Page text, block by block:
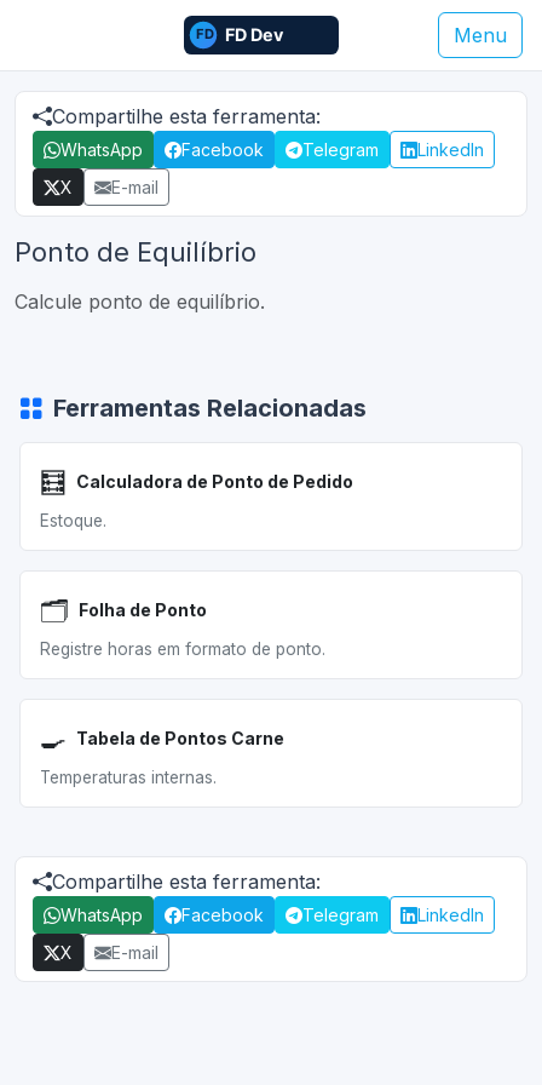
Menu
Compartilhe esta ferramenta:
WhatsApp Facebook Telegram
LinkedIn
X
E-mail
Ponto de Equilíbrio
Calcule ponto de equilíbrio.
Ferramentas Relacionadas
🧮 Calculadora de Ponto de Pedido
Estoque.
🗂️ Folha de Ponto
Registre horas em formato de ponto.
🍳 Tabela de Pontos Carne
Temperaturas internas.
Compartilhe esta ferramenta:
WhatsApp Facebook Telegram
LinkedIn
X
E-mail